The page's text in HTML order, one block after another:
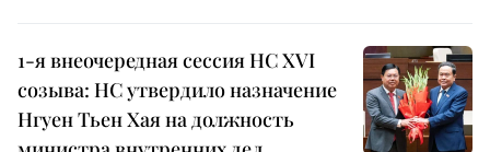
1-я внеочередная сессия НС XVI
созыва: НС утвердило назначение
Нгуен Тьен Хая на должность